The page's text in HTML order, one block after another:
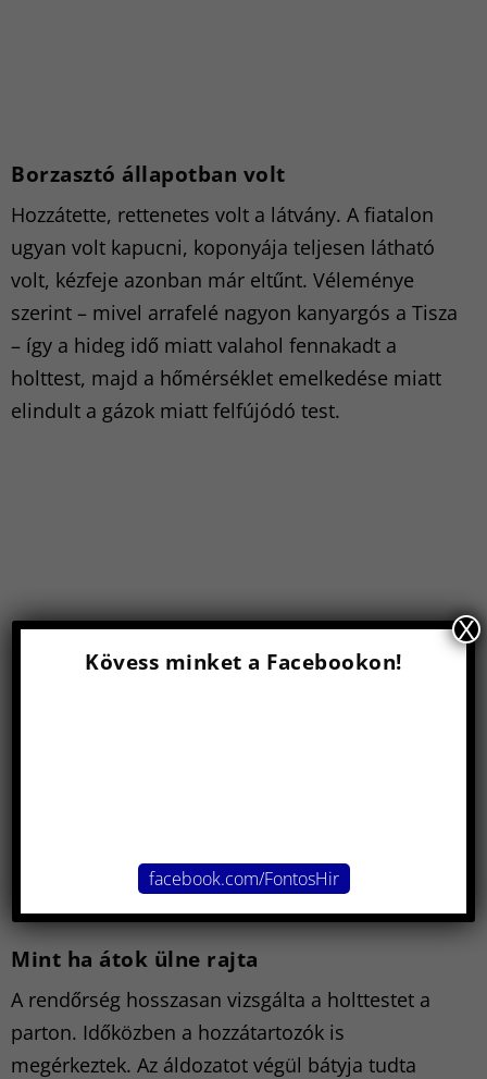
Borzasztó állapotban volt
Hozzátette, rettenetes volt a látvány. A fiatalon
ugyan volt kapucni, koponyája teljesen látható
volt, kézfeje azonban már eltűnt. Véleménye
szerint – mivel arrafelé nagyon kanyargós a Tisza
– így a hideg idő miatt valahol fennakadt a
holttest, majd a hőmérséklet emelkedése miatt
elindult a gázok miatt felfújódó test.
Mint ha átok ülne rajta
A rendőrség hosszasan vizsgálta a holttestet a
parton. Időközben a hozzátartozók is
megérkeztek. Az áldozatot végül bátyja tudta
Kövess minket a Facebookon!
facebook.com/FontosHir
X